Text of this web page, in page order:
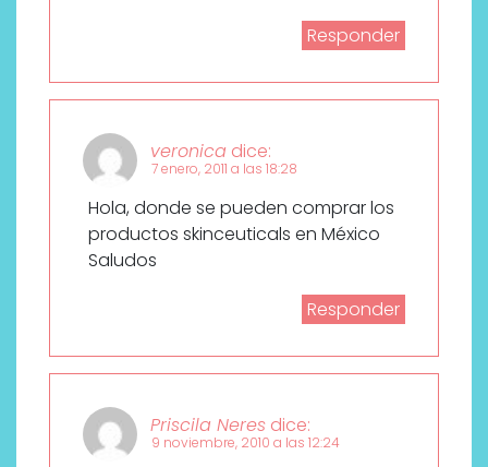
Responder
veronica dice:
7 enero, 2011 a las 18:28
Hola, donde se pueden comprar los
productos skinceuticals en México
Saludos
Responder
Priscila Neres dice:
9 noviembre, 2010 a las 12:24